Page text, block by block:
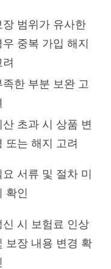
장 범위가 유사한
우 중복 가입 해지
려
족한 부분 보완 고
산 초과 시 상품 변
또는 해지 고려
요 서류 및 절차 미
확인
신 시 보험료 인상
보장 내용 변경 확